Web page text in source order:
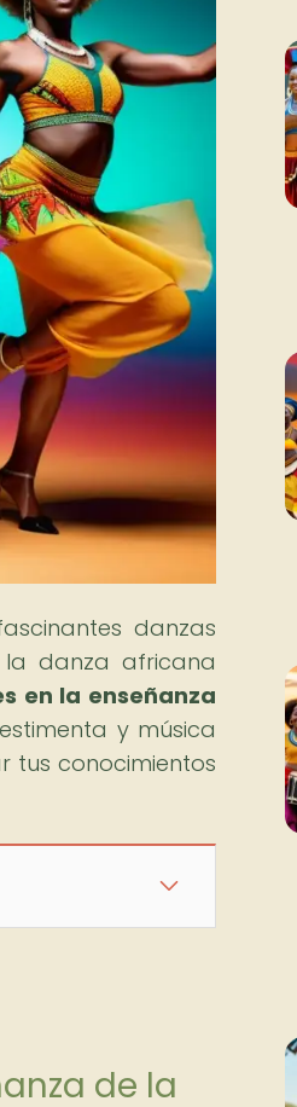
danzas
danza africana
en la enseñanza
y música
tus conocimientos
de la